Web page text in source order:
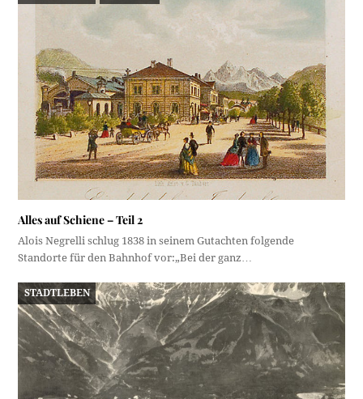
Alles auf Schiene – Teil 2
Alois Negrelli schlug 1838 in seinem Gutachten folgende
Standorte für den Bahnhof vor:„Bei der ganz…
STADTLEBEN